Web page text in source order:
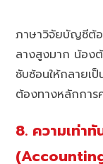
ภาษาวิจัยบัญชีต้อ
ลางสูงมาก น้อง
ซับซ้อนให้กลายเ
ต้องทางหลักการ
8. ความเท่า